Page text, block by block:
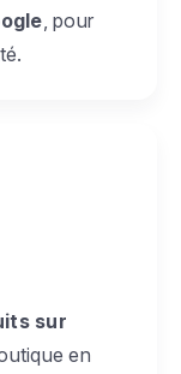
, pour
sur
en